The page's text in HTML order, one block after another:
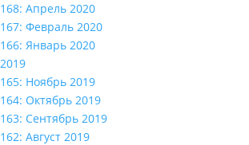
168: Апрель 2020
167: Февраль 2020
166: Январь 2020
2019
165: Ноябрь 2019
164: Октябрь 2019
163: Сентябрь 2019
162: Август 2019